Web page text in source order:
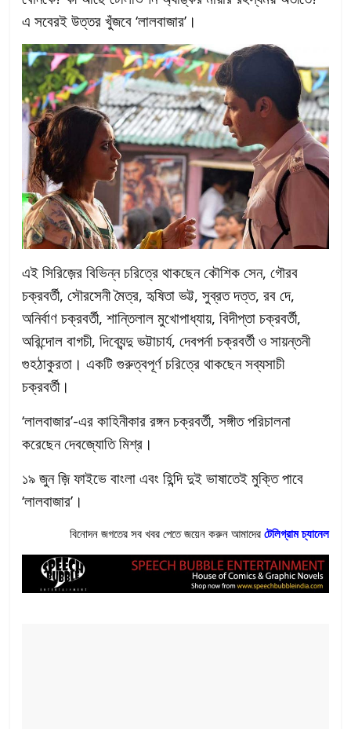
এ সবেরই উত্তর খুঁজবে ‘লালবাজার’।
এই সিরিজ়ের বিভিন্ন চরিত্রে থাকছেন কৌশিক সেন, গৌরব
চক্রবর্তী, সৌরসেনী মৈত্র, হৃষিতা ভট্ট, সুব্রত দত্ত, রব দে,
অনির্বাণ চক্রবর্তী, শান্তিলাল মুখোপাধ্যায়, বিদীপ্তা চক্রবর্তী,
অরিন্দোল বাগচী, দিব্যেন্দু ভট্টাচার্য, দেবপর্না চক্রবর্তী ও সায়ন্তনী
গুহঠাকুরতা। একটি গুরুত্বপূর্ণ চরিত্রে থাকছেন সব্যসাচী
চক্রবর্তী।
‘লালবাজার’-এর কাহিনীকার রঙ্গন চক্রবর্তী, সঙ্গীত পরিচালনা
করেছেন দেবজ্যোতি মিশ্র।
১৯ জুন জ়ি ফাইভে বাংলা এবং হিন্দি দুই ভাষাতেই মুক্তি পাবে
‘লালবাজার’।
বিনোদন জগতের সব খবর পেতে জয়েন করুন আমাদের টেলিগ্রাম চ্যানেল